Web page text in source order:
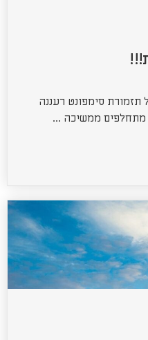
סימפונט רעננה
מתחלפים ממשיכה ...